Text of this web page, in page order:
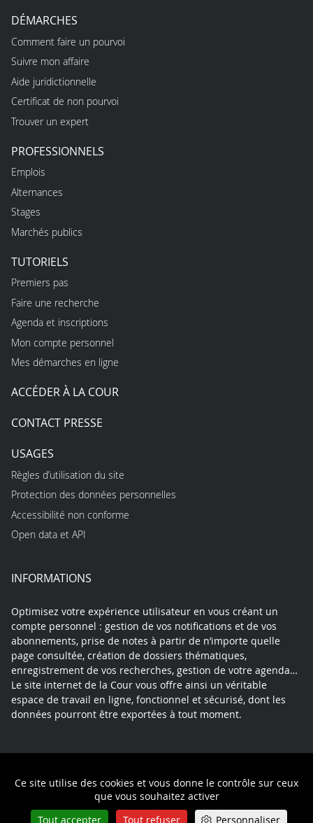
Ce site utilise des cookies et vous donne le contrôle sur ceux
que vous souhaitez activer
Tout accepter
Tout refuser Personnaliser
DÉMARCHES
Comment faire un pourvoi
Suivre mon affaire
Aide juridictionnelle
Certificat de non pourvoi
Trouver un expert
PROFESSIONNELS
Emplois
Alternances
Stages
Marchés publics
TUTORIELS
Premiers pas
Faire une recherche
Agenda et inscriptions
Mon compte personnel
Mes démarches en ligne
ACCÉDER À LA COUR
CONTACT PRESSE
USAGES
Règles d’utilisation du site
Protection des données personnelles
Accessibilité non conforme
Open data et API
INFORMATIONS
Optimisez votre expérience utilisateur en vous créant un
compte personnel : gestion de vos notifications et de vos
abonnements, prise de notes à partir de n’importe quelle
page consultée, création de dossiers thématiques,
enregistrement de vos recherches, gestion de votre agenda…
Le site internet de la Cour vous offre ainsi un véritable
espace de travail en ligne, fonctionnel et sécurisé, dont les
données pourront être exportées à tout moment.
Politique de confidentialité